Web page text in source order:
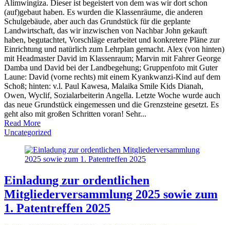
Alimwingiza. Dieser ist begeistert von dem was wir dort schon
(auf)gebaut haben. Es wurden die Klassenräume, die anderen
Schulgebäude, aber auch das Grundstück für die geplante
Landwirtschaft, das wir inzwischen von Nachbar John gekauft
haben, begutachtet, Vorschläge erarbeitet und konkretere Pläne zur
Einrichtung und natürlich zum Lehrplan gemacht. Alex (von hinten)
mit Headmaster David im Klassenraum; Marvin mit Fahrer George
Damba und David bei der Landbegehung; Gruppenfoto mit Guter
Laune: David (vorne rechts) mit einem Kyankwanzi-Kind auf dem
Schoß; hinten: v.l. Paul Kawesa, Malaika Smile Kids Dianah,
Owen, Wyclif, Sozialarbeiterin Angella. Letzte Woche wurde auch
das neue Grundstück eingemessen und die Grenzsteine gesetzt. Es
geht also mit großen Schritten voran! Sehr...
Read More
Uncategorized
Einladung zur ordentlichen
Mitgliederversammlung 2025 sowie zum
1. Patentreffen 2025